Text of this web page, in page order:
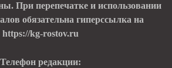
При перепечатке и использовании
обязательна гиперссылка на
https://kg-rostov.ru
Телефон редакции: